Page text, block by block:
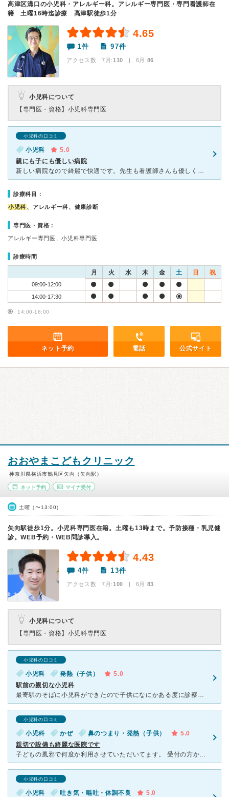
高津区溝口の小児科・アレルギー科。アレルギー専門医・専門看護師在
籍 土曜16時迄診療 高津駅徒歩1分
4.65
1件 97件
アクセス数 7月:110 | 6月:86
小児科について
【専門医・資格】 小児科専門医
小児科の口コミ
小児科
5.0
親にも子にも優しい病院
新しい病院なので綺麗で快適です。先生も看護師さんも優しく、いつも丁寧に話を聞いてくれるので、子供の症状で不安なことが聞きやすくて助かっています。 個室がいくつかあるので風邪の場合は個室に案内され、病
診療科目：
小児科 、アレルギー科、健康診断
専門医・資格：
アレルギー専門医、小児科専門医
診療時間
月 火 水 木 金 土 日 祝
09:00-12:00
14:00-17:30
14:00-16:00
ネット予約 電話 公式サイト
おおやまこどもクリニック
神奈川県横浜市鶴見区矢向（矢向駅）
ネット予約 マイナ受付
土曜（〜13:00）
矢向駅徒歩1分。小児科専門医在籍。土曜も13時まで。予防接種・乳児健
診。WEB予約・WEB問診導入。
4.43
4件 13件
アクセス数 7月:100 | 6月:83
小児科について
【専門医・資格】 小児科専門医
小児科の口コミ
小児科 発熱（子供）
5.0
駅前の親切な小児科
最寄駅のそばに小児科ができたので子供になにかある度に診察に伺っています。 完全予約制なので待ち時間も少なく、待っている間の感染症の心配も少ないです。 まだ開院したてのクリニックなので施設もキレイで
小児科の口コミ
小児科 かぜ 鼻のつまり・発熱（子供）
5.0
親切で設備も綺麗な医院です
子どもの風邪で何度か利用させていただいてます。 受付の方から看護師さん、先生もとても親切な診察で毎回とても助かります。 鼻水の吸引も子どもも嫌がることなく丁寧にしてくださっていて、また鼻水詰まって
小児科の口コミ
小児科 吐き気・嘔吐・体調不良
5.0